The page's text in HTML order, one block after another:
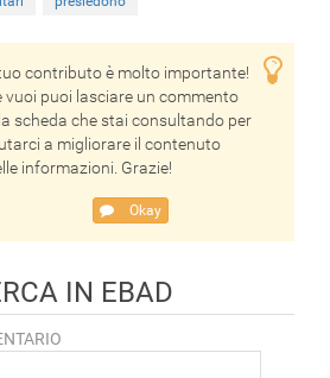
contributo è molto importante!
vuoi puoi lasciare un commento
scheda che stai consultando per
a migliorare il contenuto
informazioni. Grazie!
Okay
IN EBAD